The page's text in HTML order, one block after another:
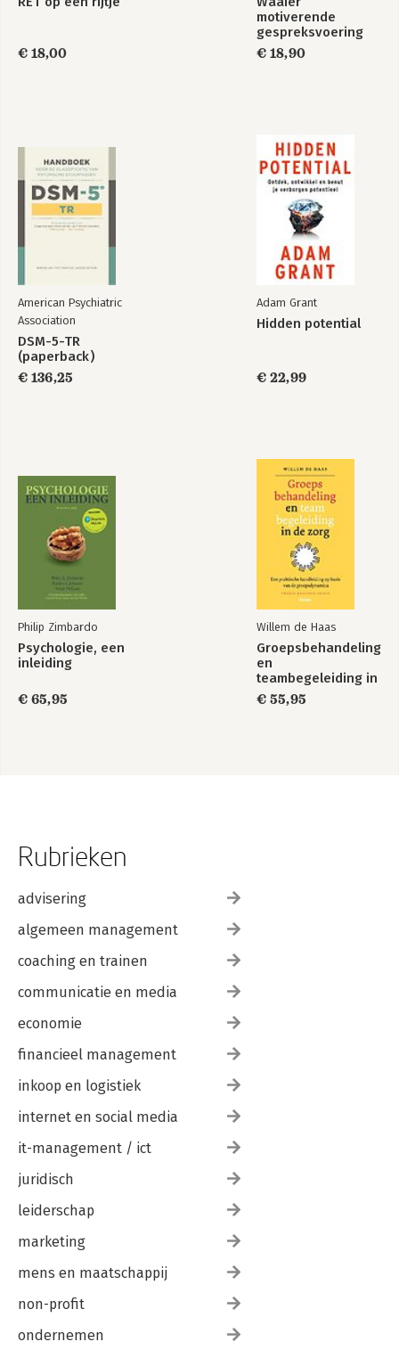
zijn. Over de persoonlijke kanten van
leidinggeven' (IJzermans, Dijkstra,
https://www.praatfm.nl/terugluisteren/
en https://www.praatfm.nl/
spinsels in je hoofd
Basisvaardigheden
voor
Bekijk alle boeken
€ 18,00
motiverende
gespreksvoering
€ 18,90
American Psychiatric
Association
DSM-5-TR
(paperback)
€ 136,25
Adam Grant
Hidden potential
€ 22,99
Philip Zimbardo
Psychologie, een
inleiding
€ 65,95
Willem de Haas
Groepsbehandeling
en
teambegeleiding in
de zorg
€ 55,95
Rubrieken
advisering
algemeen management
coaching en trainen
communicatie en media
economie
financieel management
inkoop en logistiek
internet en social media
it-management / ict
juridisch
leiderschap
marketing
mens en maatschappij
non-profit
ondernemen